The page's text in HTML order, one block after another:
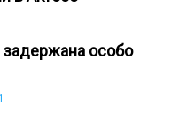
особо